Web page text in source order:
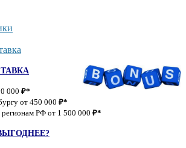
000 ₽*
от 450 000 ₽*
РФ от 1 500 000 ₽*